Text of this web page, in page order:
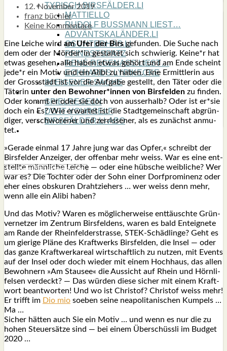
TYPISCH BIRSFÄLDER.LI
MATTIELLO
RUDOLF BUSS­MANN LIEST…
ADVÄNTSKALÄNDER.LI
OSCHTERHÄS.LI
PFINGST­SPATZ
RENÉ REGEN­ASS LIEST…
ECK­HARDS LYRIK­ECKE
IN EIGE­NER SACHE
SO GOOT’S
SPIEL­RE­GELN
DO-IT-YOUR­S­ELF
BIRSFÄLDER.LI-ABO
12. November 2019
franz büchler
Keine Kommentare
Eine Lei­che wird am Ufer der Birs gefun­den. Die Suche nach
dem oder der Mörder*in gestal­tet sich schwie­rig. Keine*r hat
etwas gese­hen, alle haben etwas gehört und am Ende scheint
jede*r ein Motiv und ein Ali­bi zu haben. Eine Ermitt­le­rin aus
der Gross­stadt ist vor die Auf­ga­be gestellt, den Täter oder die
Täte­rin unter den Bewohner*innen von Birs­fel­den zu fin­den.
Oder kommt er oder sie doch von aus­ser­halb? Oder ist er*sie
doch ein Es? Wie erwar­tet ist die Stadt­ge­mein­schaft abgrün­
di­ger, ver­schwo­re­ner und zer­ris­se­ner, als es zunächst anmu­
tet.
»Gera­de ein­mal 17 Jah­re jung war das Opfer,« schreibt der
Birs­fel­der Anzei­ger, der offen­bar mehr weiss. War es eine ent­
stell­te männ­li­che Lei­che — oder eine hüb­sche weib­li­che? Wer
war es? Die Toch­ter oder der Sohn einer Dorf­pro­mi­nenz oder
eher eines obsku­ren Draht­zie­hers … wer weiss denn mehr,
wenn alle ein Ali­bi haben?
Und das Motiv? Waren es mög­li­cher­wei­se ent­täusch­te Grün­
ver­net­zer im Zen­trum Birs­fel­dens, waren es bald Ent­eig­ne­te
am Ran­de der Rhein­fel­d­er­stras­se, STEK-Schäd­lin­ge? Geht es
um gie­ri­ge Plä­ne des Kraft­werks Birs­fel­den, die Insel — oder
das gan­ze Kraft­werk­are­al wirt­schaft­lich zu nut­zen, mit Events
auf der Insel oder doch wie­der mit einem Hoch­haus, das allen
Bewoh­nern »Am Stau­see« die Aus­sicht auf Rhein und Hörn­li­
fel­sen ver­deckt? — Das wür­den die­se sicher mit einem Kraft­
wort beant­wor­ten! Und wo ist Chris­tof? Chris­tof weiss mehr!
Er trifft im Dio mio soeben sei­ne nea­po­li­ta­ni­schen Kum­pels …
Ma …
Sicher hät­ten auch Sie ein Motiv … und wenn es nur die zu
hohen Steu­er­sät­ze sind — bei einem Über­schüss­li im Bud­get
2020 …